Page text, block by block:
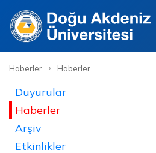
Haberler › Haberler
Duyurular
Haberler
Arşiv
Etkinlikler